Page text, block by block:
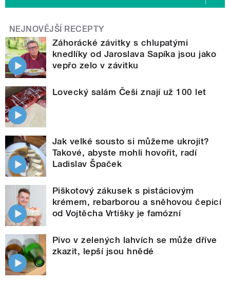
NEJNOVĚJŠÍ RECEPTY
Záhorácké závitky s chlupatými
knedlíky od Jaroslava Sapíka jsou jako
vepřo zelo v závitku
Lovecký salám Češi znají už 100 let
Jak velké sousto si můžeme ukrojit?
Takové, abyste mohli hovořit, radí
Ladislav Špaček
Piškotový zákusek s pistáciovým
krémem, rebarborou a sněhovou čepicí
od Vojtěcha Vrtišky je famózní
Pivo v zelených lahvích se může dříve
zkazit, lepší jsou hnědé